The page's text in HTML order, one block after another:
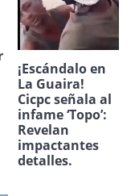
¡Escándalo en
La Guaira!
Cicpc señala al
infame ‘Topo’:
Revelan
impactantes
detalles.